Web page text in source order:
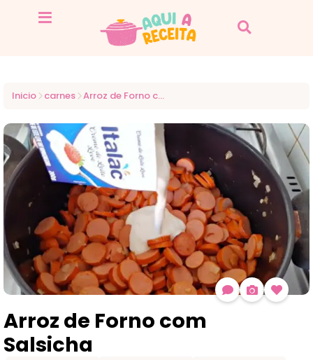
Inicio carnes Arroz de Forno com Salsicha
Arroz de Forno com
Salsicha